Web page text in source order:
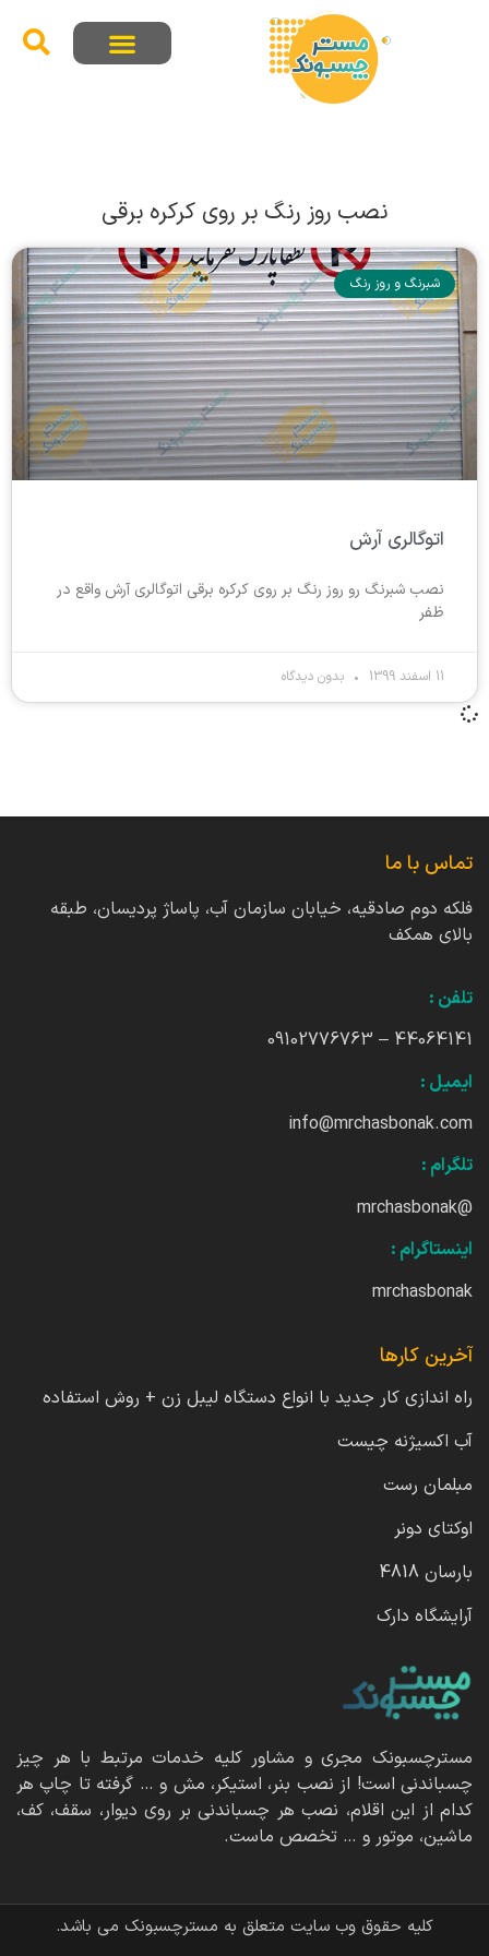
نصب روز رنگ بر روی کرکره برقی
شبرنگ و روز رنگ
اتوگالری آرش
نصب شبرنگ رو روز رنگ بر روی کرکره برقی اتوگالری آرش واقع در
ظفر
11 اسفند 1399 بدون دیدگاه
تماس با ما
فلکه دوم صادقیه، خیابان سازمان آب، پاساژ پردیسان، طبقه
بالای همکف
تلفن :
44064141 – 09102776763
ایمیل :
info@mrchasbonak.com
تلگرام :
@mrchasbonak
اینستاگرام :
mrchasbonak
آخرین کارها
راه اندازی کار جدید با انواع دستگاه لیبل زن + روش استفاده
آب اکسیژنه چیست
مبلمان رست
اوکتای دونر
بارسان 4818
آرایشگاه دارک
مسترچسبونک مجری و مشاور کلیه خدمات مرتبط با هر چیز
چسباندنی است! از نصب بنر، استیکر، مش و … گرفته تا چاپ هر
کدام از این اقلام، نصب هر چسباندنی بر روی دیوار، سقف، کف،
ماشین، موتور و … تخصص ماست.
کلیه حقوق وب سایت متعلق به مسترچسبونک می باشد.